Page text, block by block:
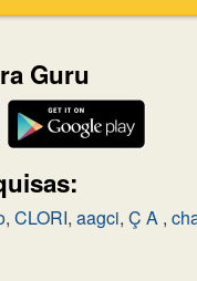
Guru
, CLORI, aagci, Ç A ,